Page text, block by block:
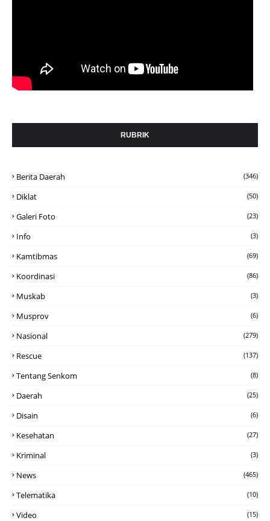
RUBRIK
Berita Daerah (346)
Diklat (50)
Galeri Foto (23)
Info (3)
Kamtibmas (69)
Koordinasi (86)
Muskab (3)
Musprov (6)
Nasional (279)
Rescue (137)
Tentang Senkom (8)
Daerah (25)
Disain (6)
Kesehatan (27)
Kriminal (3)
News (465)
Telematika (10)
Video (15)